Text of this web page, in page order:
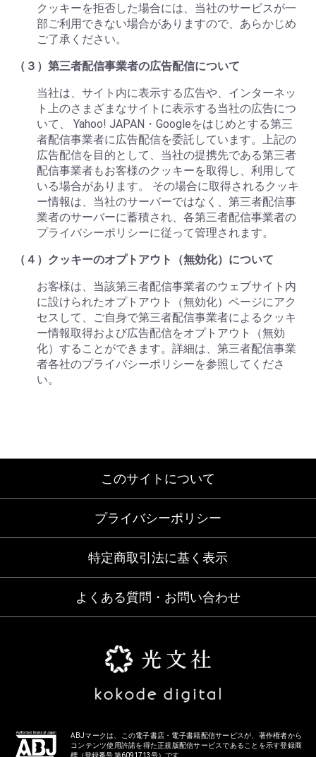
クッキーを拒否した場合には、当社のサービスが一
部ご利用できない場合がありますので、あらかじめ
ご了承ください。
（３）第三者配信事業者の広告配信について
当社は、サイト内に表示する広告や、インターネッ
ト上のさまざまなサイトに表示する当社の広告につ
いて、 Yahoo! JAPAN・Googleをはじめとする第三
者配信事業者に広告配信を委託しています。上記の
広告配信を目的として、当社の提携先である第三者
配信事業者もお客様のクッキーを取得し、利用して
いる場合があります。 その場合に取得されるクッキ
ー情報は、当社のサーバーではなく、第三者配信事
業者のサーバーに蓄積され、各第三者配信事業者の
プライバシーポリシーに従って管理されます。
（４）クッキーのオプトアウト（無効化）について
お客様は、当該第三者配信事業者のウェブサイト内
に設けられたオプトアウト（無効化）ページにアク
セスして、ご自身で第三者配信事業者によるクッキ
ー情報取得および広告配信をオプトアウト（無効
化）することができます。詳細は、第三者配信事業
者各社のプライバシーポリシーを参照してくださ
い。
このサイトについて
プライバシーポリシー
特定商取引法に基く表示
よくある質問・お問い合わせ
ABJマークは、この電子書店・電子書籍配信サービスが、著作権者から
コンテンツ使用許諾を得た正規版配信サービスであることを示す登録商
標（登録番号 第6091713号）です。